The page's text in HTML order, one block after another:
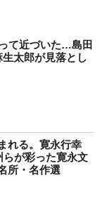
て近づいた…島田
太郎が見落とし
れる。寛永行幸
らが彩った寛永文
所・名作選